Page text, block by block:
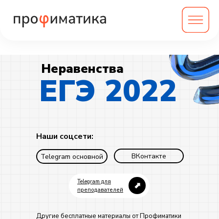
Неравенства
ЕГЭ 2022
ВКонтакте
Telegram основной
Другие бесплатные материалы от Профиматики
Telegram для
преподавателей
⬈
Наши соцсети: